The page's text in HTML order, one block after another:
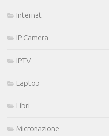
Internet
IP Camera
IPTV
Laptop
Libri
Micronazione